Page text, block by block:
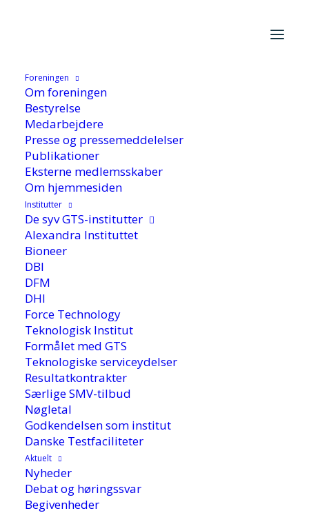
Foreningen
Om foreningen
Bestyrelse
Medarbejdere
Presse og pressemeddelelser
Publikationer
Eksterne medlemsskaber
Om hjemmesiden
Institutter
De syv GTS-institutter
Alexandra Instituttet
Bioneer
DBI
DFM
DHI
Force Technology
Teknologisk Institut
Formålet med GTS
Teknologiske serviceydelser
Resultatkontrakter
Særlige SMV-tilbud
Nøgletal
Godkendelsen som institut
Danske Testfaciliteter
Aktuelt
Nyheder
Debat og høringssvar
Begivenheder
Hjem /Aktuelt/Nyhed
Technologys Materialefond uddelt
Materialeprisen fra
FORCE Technologys
Materialefond uddelt